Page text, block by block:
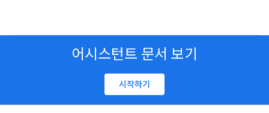
어시스턴트 문서 보기
시작하기